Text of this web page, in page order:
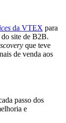
da VTEX para
do site de B2B.
que teve
de venda aos
passo dos
e